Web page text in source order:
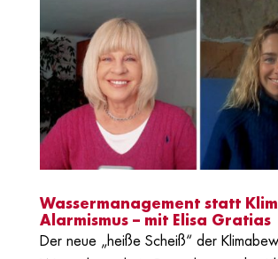
Wassermanagement statt
Alarmismus – mit Elisa Gratias
Der neue „heiße Scheiß“ der